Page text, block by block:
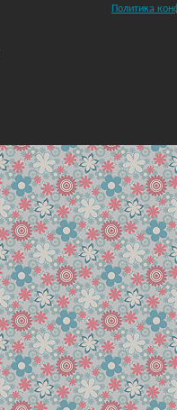
Политика